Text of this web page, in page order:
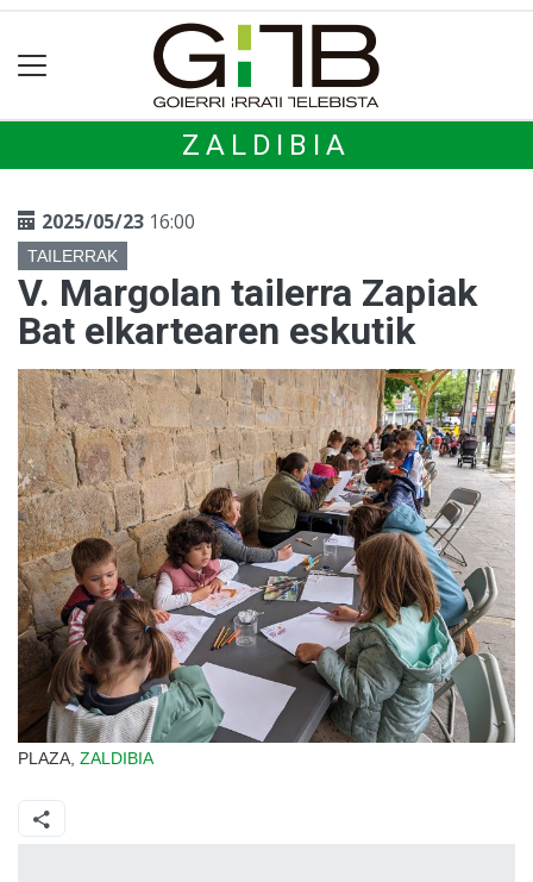
ZALDIBIA
2025/05/23 16:00
TAILERRAK
V. Margolan tailerra Zapiak
Bat elkartearen eskutik
PLAZA, ZALDIBIA